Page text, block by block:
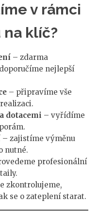
v rámci
klíč?
– zdarma
nejlepší
– připravíme vše
dotacemi – vyřídíme
– zajistíme výměnu
nutné.
profesionální
zkontrolujeme,
se o zateplení starat.